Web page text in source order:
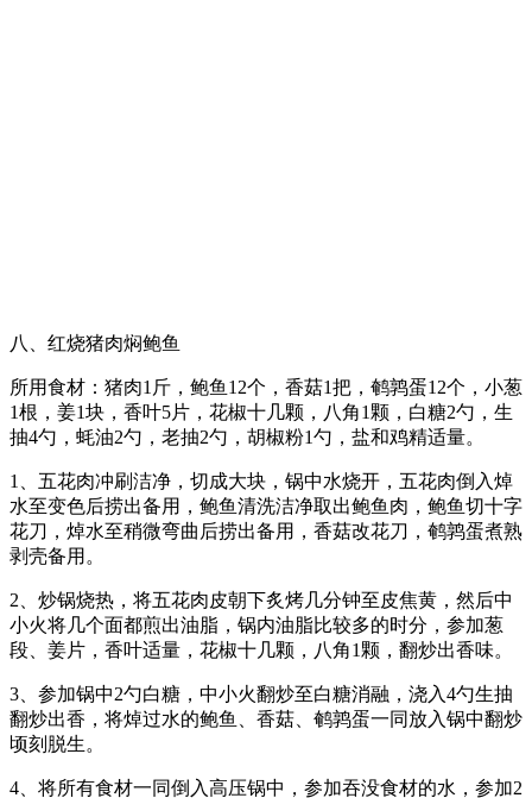
八、红烧猪肉焖鲍鱼
所用食材：猪肉1斤，鲍鱼12个，香菇1把，鹌鹑蛋12个，小葱
1根，姜1块，香叶5片，花椒十几颗，八角1颗，白糖2勺，生
抽4勺，蚝油2勺，老抽2勺，胡椒粉1勺，盐和鸡精适量。
1、五花肉冲刷洁净，切成大块，锅中水烧开，五花肉倒入焯
水至变色后捞出备用，鲍鱼清洗洁净取出鲍鱼肉，鲍鱼切十字
花刀，焯水至稍微弯曲后捞出备用，香菇改花刀，鹌鹑蛋煮熟
剥壳备用。
2、炒锅烧热，将五花肉皮朝下炙烤几分钟至皮焦黄，然后中
小火将几个面都煎出油脂，锅内油脂比较多的时分，参加葱
段、姜片，香叶适量，花椒十几颗，八角1颗，翻炒出香味。
3、参加锅中2勺白糖，中小火翻炒至白糖消融，浇入4勺生抽
翻炒出香，将焯过水的鲍鱼、香菇、鹌鹑蛋一同放入锅中翻炒
顷刻脱生。
4、将所有食材一同倒入高压锅中，参加吞没食材的水，参加2